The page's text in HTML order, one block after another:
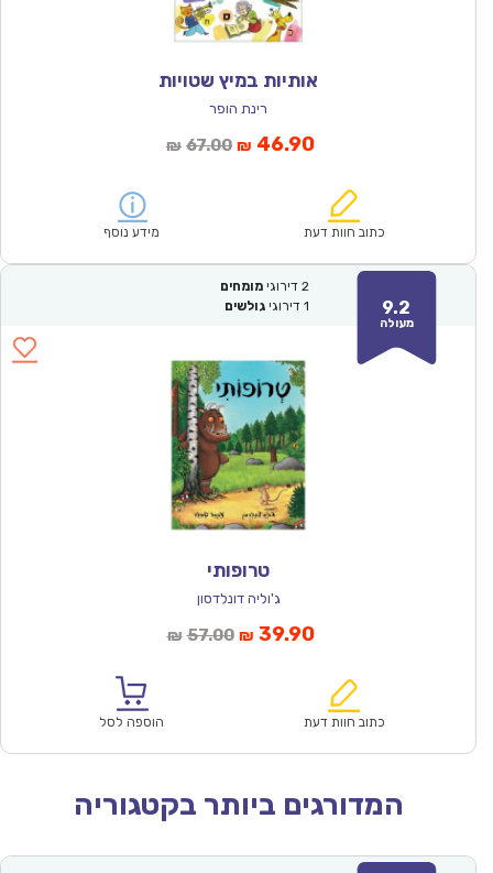
אותיות במיץ שטויות
רינת הופר
₪ 67.00המחיר
₪67.00.
₪ 46.90המחיר
הוא:
כתוב חוות דעת מידע נוסף
9.2
מעולה
2 דירוגי מומחים
1 דירוגי גולשים
טרופותי
ג'וליה דונלדסון
₪ 57.00המחיר
₪57.00.
₪ 39.90המחיר
הוא:
כתוב חוות דעת הוספה לסל
המדורגים ביותר בקטגוריה